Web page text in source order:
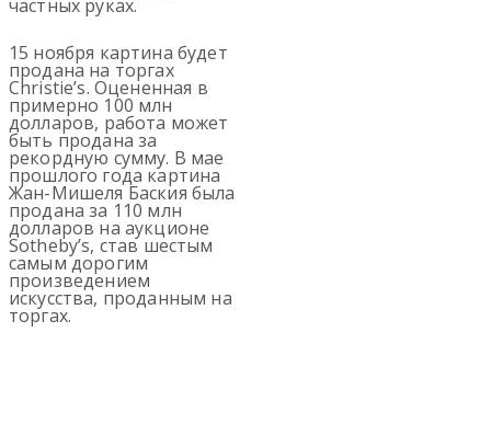
частных руках.
15 ноября картина будет
продана на торгах
Christie’s. Оцененная в
примерно 100 млн
долларов, работа может
быть продана за
рекордную сумму. В мае
прошлого года картина
Жан-Мишеля Баския была
продана за 110 млн
долларов на аукционе
Sotheby’s, став шестым
самым дорогим
произведением
искусства, проданным на
торгах.